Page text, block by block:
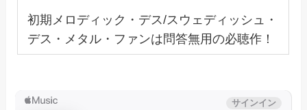
初期メロディック・デス/スウェディッシュ・
デス・メタル・ファンは問答無用の必聴作！